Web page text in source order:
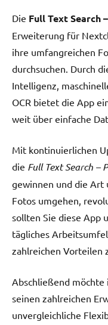
Die Full Text Search
Erweiterung für
ihre umfangreichen
durchsuchen. Durch
Intelligenz,
OCR bietet die App
weit über einfache
Mit kontinuierlichen
die Full Text Search –
gewinnen und die Art
Fotos umgehen,
sollten Sie diese App
tägliches
zahlreichen Vorteilen
Abschließend möchte
seinen zahlreichen
unvergleichliche